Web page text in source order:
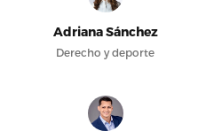
Adriana Sánchez
Derecho y deporte